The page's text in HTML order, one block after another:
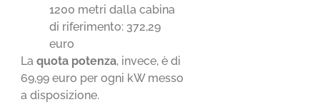
1200 metri dalla cabina
di riferimento: 372,29
euro
Laquota potenza, invece, è di
69,99 euro per ogni kW messo
a disposizione.